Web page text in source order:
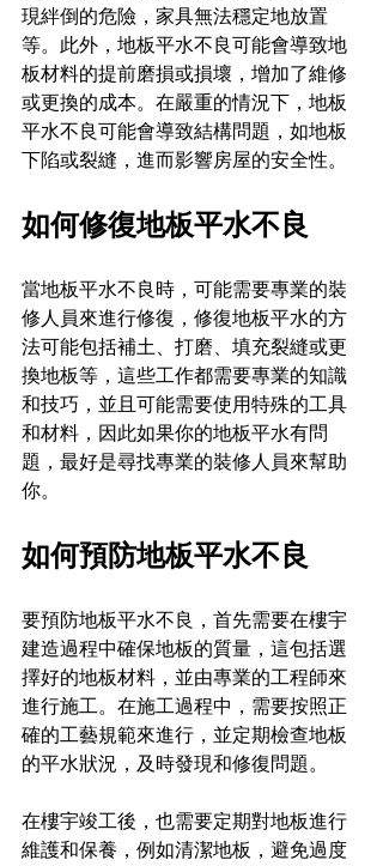
現絆倒的危險，家具無法穩定地放置
等。此外，地板平水不良可能會導致地
板材料的提前磨損或損壞，增加了維修
或更換的成本。在嚴重的情況下，地板
平水不良可能會導致結構問題，如地板
下陷或裂縫，進而影響房屋的安全性。
如何修復地板平水不良
當地板平水不良時，可能需要專業的裝
修人員來進行修復，修復地板平水的方
法可能包括補土、打磨、填充裂縫或更
換地板等，這些工作都需要專業的知識
和技巧，並且可能需要使用特殊的工具
和材料，因此如果你的地板平水有問
題，最好是尋找專業的裝修人員來幫助
你。
如何預防地板平水不良
要預防地板平水不良，首先需要在樓宇
建造過程中確保地板的質量，這包括選
擇好的地板材料，並由專業的工程師來
進行施工。在施工過程中，需要按照正
確的工藝規範來進行，並定期檢查地板
的平水狀況，及時發現和修復問題。
在樓宇竣工後，也需要定期對地板進行
維護和保養，例如清潔地板，避免過度